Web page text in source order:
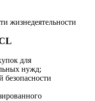
жизнедеятельности
для
нужд;